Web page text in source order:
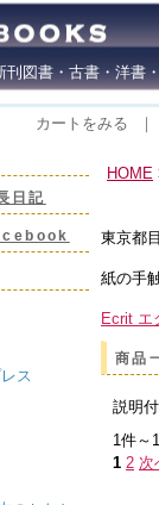
図書・古書・洋書
カートをみる ｜
日記
ス
HOME
東京都
紙の手
Ecrit
商品
説明
1件～
1 2 次